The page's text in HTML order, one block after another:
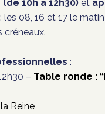
10h à 12h30) et
: les 08, 16 et 17 le
:
– Table ronde :
Reine